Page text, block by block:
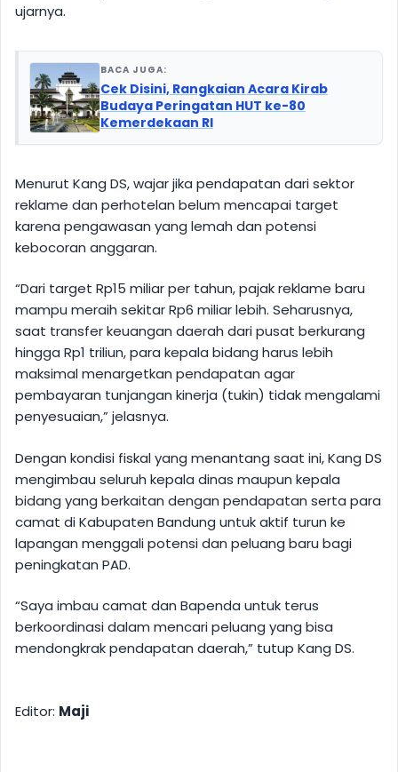
ujarnya.
BACA JUGA:
Cek Disini, Rangkaian Acara Kirab
Budaya Peringatan HUT ke-80
Kemerdekaan RI
Menurut Kang DS, wajar jika pendapatan dari sektor
reklame dan perhotelan belum mencapai target
karena pengawasan yang lemah dan potensi
kebocoran anggaran.
“Dari target Rp15 miliar per tahun, pajak reklame baru
mampu meraih sekitar Rp6 miliar lebih. Seharusnya,
saat transfer keuangan daerah dari pusat berkurang
hingga Rp1 triliun, para kepala bidang harus lebih
maksimal menargetkan pendapatan agar
pembayaran tunjangan kinerja (tukin) tidak mengalami
penyesuaian,” jelasnya.
Dengan kondisi fiskal yang menantang saat ini, Kang DS
mengimbau seluruh kepala dinas maupun kepala
bidang yang berkaitan dengan pendapatan serta para
camat di Kabupaten Bandung untuk aktif turun ke
lapangan menggali potensi dan peluang baru bagi
peningkatan PAD.
“Saya imbau camat dan Bapenda untuk terus
berkoordinasi dalam mencari peluang yang bisa
mendongkrak pendapatan daerah,” tutup Kang DS.
Editor: Maji